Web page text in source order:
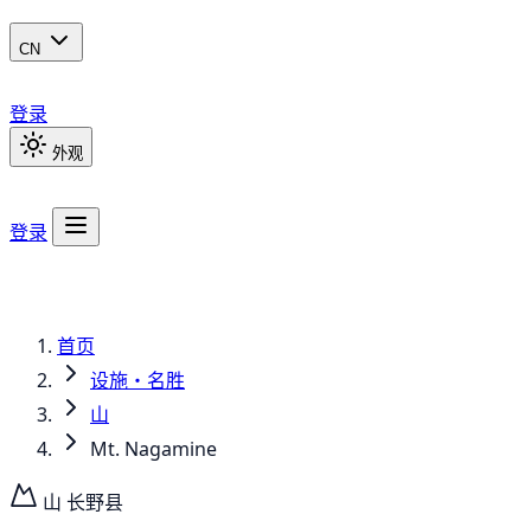
CN
登录
外观
登录
首页
设施・名胜
山
Mt. Nagamine
山 长野县